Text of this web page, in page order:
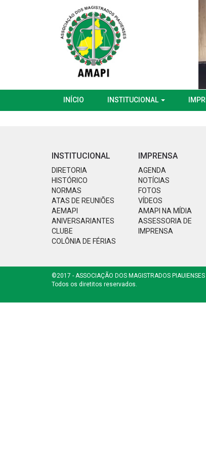
INÍCIO INSTITUCIONAL
INSTITUCIONAL
DIRETORIA
HISTÓRICO
NORMAS
ATAS DE REUNIÕES
AEMAPI
ANIVERSARIANTES
CLUBE
COLÔNIA DE FÉRIAS
IMPRENSA
AGENDA
NOTÍCIAS
FOTOS
VÍDEOS
AMAPI NA MÍDIA
ASSESSORIA DE
IMPRENSA
©2017 - ASSOCIAÇÃO DOS MAGISTRADOS PIAUIENSES
Todos os diretitos reservados.